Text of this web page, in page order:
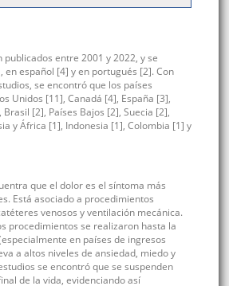
entre 2001 y 2022, y se
en español [4] y en portugués [2]. Con
se encontró que los países
Unidos [11], Canadá [4], España [3],
[2], Países Bajos [2], Suecia [2],
y África [1], Indonesia [1], Colombia [1] y
que el dolor es el síntoma más
Está asociado a procedimientos
venosos y ventilación mecánica.
procedimientos se realizaron hasta la
en países de ingresos
a altos niveles de ansiedad, miedo y
se encontró que se suspenden
de la vida, evidenciando así